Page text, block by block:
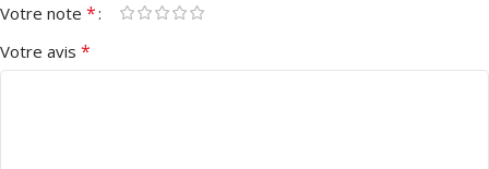
Votre note *
Votre avis *